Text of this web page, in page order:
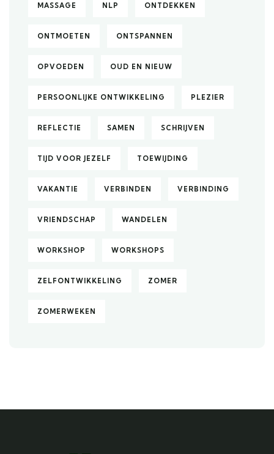
MASSAGE NLP ONTDEKKEN
ONTMOETEN ONTSPANNEN
OPVOEDEN OUD EN NIEUW
PERSOONLIJKE ONTWIKKELING PLEZIER
REFLECTIE SAMEN SCHRIJVEN
TIJD VOOR JEZELF TOEWIJDING
VAKANTIE VERBINDEN VERBINDING
VRIENDSCHAP WANDELEN
WORKSHOP WORKSHOPS
ZELFONTWIKKELING ZOMER
ZOMERWEKEN